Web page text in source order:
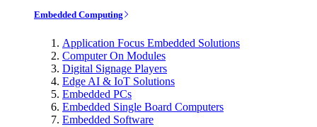
Embedded Computing
Application Focus Embedded Solutions
Computer On Modules
Digital Signage Players
Edge AI & IoT Solutions
Embedded PCs
Embedded Single Board Computers
Embedded Software